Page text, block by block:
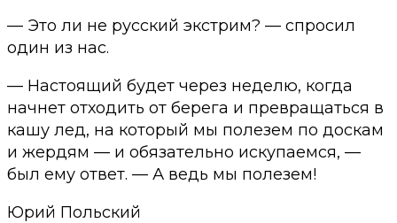
— Это ли не русский экстрим? — спросил
один из нас.
— Настоящий будет через неделю, когда
начнет отходить от берега и превращаться в
кашу лед, на который мы полезем по доскам
и жердям — и обязательно искупаемся, —
был ему ответ. — А ведь мы полезем!
Юрий Польский